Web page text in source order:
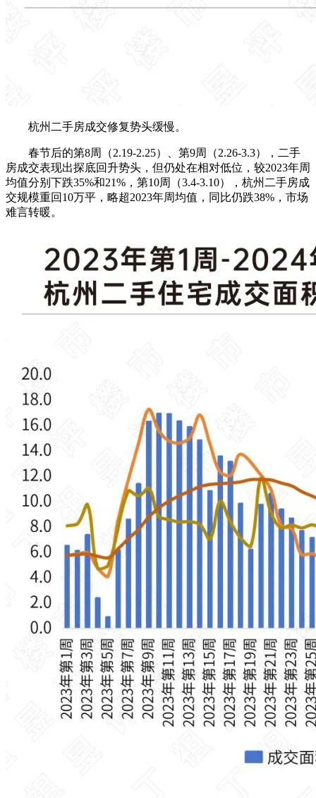
杭州二手房成交修复势头缓慢。
春节后的第8周（2.19-2.25）、第9周（2.26-3.3），二手
房成交表现出探底回升势头，但仍处在相对低位，较2023年周
均值分别下跌35%和21%，第10周（3.4-3.10），杭州二手房成
交规模重回10万平，略超2023年周均值，同比仍跌38%，市场
难言转暖。